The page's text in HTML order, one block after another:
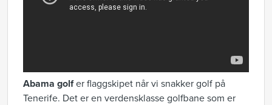
Abama golfer flaggskipet når vi snakker golf på
Tenerife. Det er en verdensklasse golfbane som er